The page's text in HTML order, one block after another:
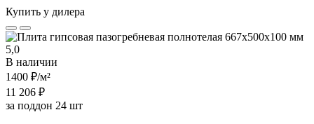
Купить у дилера
5,0
В наличии
1400 ₽/м²
11 206 ₽
за поддон 24 шт